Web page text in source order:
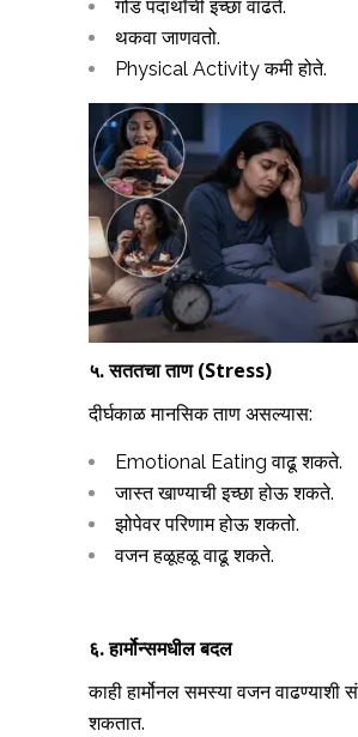
गोड पदार्थांची इच्छा वाढते.
थकवा जाणवतो.
Physical Activity कमी होते.
५. सततचा ताण (Stress)
दीर्घकाळ मानसिक ताण असल्यास:
Emotional Eating वाढू शकते.
जास्त खाण्याची इच्छा होऊ शकते.
झोपेवर परिणाम होऊ शकतो.
वजन हळूहळू वाढू शकते.
६. हार्मोन्समधील बदल
काही हार्मोनल समस्या वजन
शकतात.